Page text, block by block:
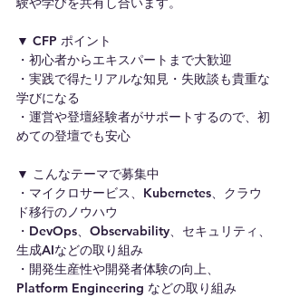
▼ CFP ポイント
・初心者からエキスパートまで大歓迎
・実践で得たリアルな知見・失敗談も貴重な
学びになる
・運営や登壇経験者がサポートするので、初
めての登壇でも安心
▼ こんなテーマで募集中
・マイクロサービス、Kubernetes、クラウ
ド移行のノウハウ
・DevOps、Observability、セキュリティ、
生成AIなどの取り組み
・開発生産性や開発者体験の向上、
Platform Engineering などの取り組み